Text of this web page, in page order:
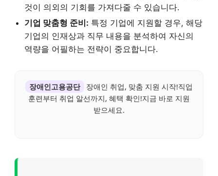
것이 의외의 기회를 가져다줄 수 있습니다.
기업 맞춤형 준비: 특정 기업에 지원할 경우, 해당
기업의 인재상과 직무 내용을 분석하여 자신의
역량을 어필하는 전략이 중요합니다.
장애인고용공단
장애인 취업, 맞춤 지원 시작!직업
훈련부터 취업 알선까지, 혜택 확인!지금 바로 지원
받으세요.